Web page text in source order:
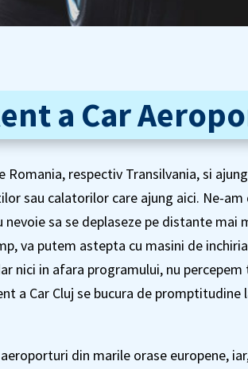
a Car
respectiv Transilvania, si
sau calatorilor care ajung aici. Ne-
sa se deplaseze pe distante mai
va putem astepta cu masini de
nici in afara programului, nu
a Car Cluj se bucura de
din marile orase europene,